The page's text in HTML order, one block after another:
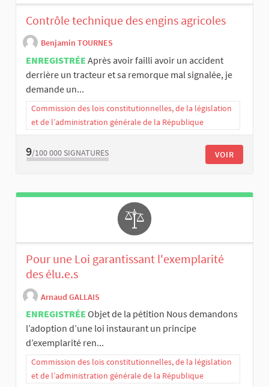
Contrôle technique des engins agricoles
Benjamin TOURNES
ENREGISTRÉE Après avoir failli avoir un accident
derrière un tracteur et sa remorque mal signalée, je
demande un...
Commission des lois constitutionnelles, de la législation
et de l’administration générale de la République
9/100 000 SIGNATURES VOIR
Pour une Loi garantissant l'exemplarité
des élu.e.s
Arnaud GALLAIS
ENREGISTRÉE Objet de la pétition Nous demandons
l’adoption d’une loi instaurant un principe
d’exemplarité ren...
Commission des lois constitutionnelles, de la législation
et de l’administration générale de la République